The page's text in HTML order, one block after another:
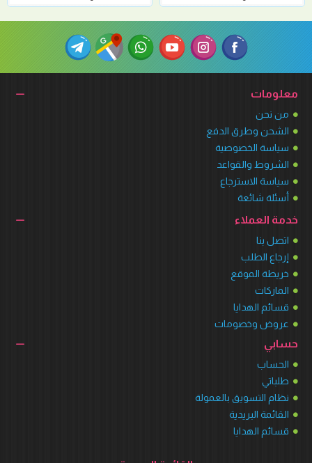
معلومات
من نحن
الشحن وطرق الدفع
سياسة الخصوصية
الشروط والقواعد
سياسة الاسترجاع
أسئلة شائعة
خدمة العملاء
اتصل بنا
إرجاع الطلب
خريطة الموقع
الماركات
قسائم الهدايا
عروض وخصومات
حسابي
الحساب
طلباتي
نظام التسويق بالعمولة
القائمة البريدية
قسائم الهدايا